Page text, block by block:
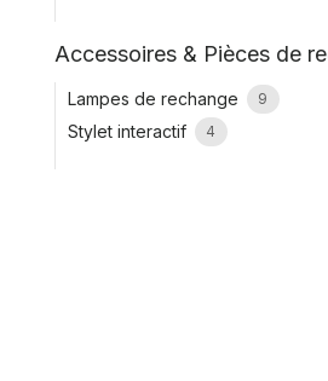
Accessoires & Pièces de
Lampes de rechange 9
Stylet interactif 4